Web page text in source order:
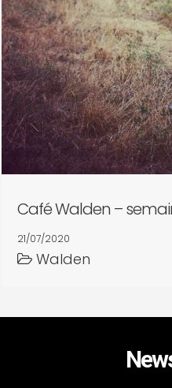
Café Walden –
21/07/2020
Walden